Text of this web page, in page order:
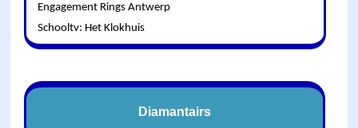
Engagement Rings Antwerp
Schooltv: Het Klokhuis
Diamantairs